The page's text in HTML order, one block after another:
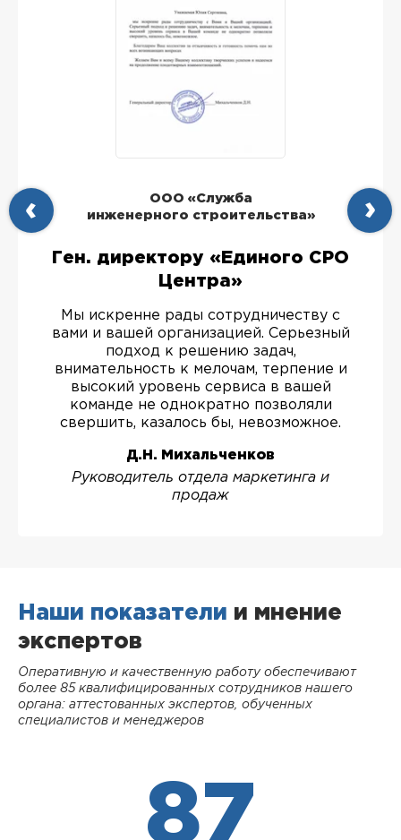
ООО «Служба
инженерного строительства»
Ген. директору «Единого СРО
Центра»
Мы искренне рады сотрудничеству с
вами и вашей организацией. Серьезный
подход к решению задач,
внимательность к мелочам, терпение и
высокий уровень сервиса в вашей
команде не однократно позволяли
свершить, казалось бы, невозможное.
Д.Н. Михальченков
Руководитель отдела маркетинга и
продаж
Наши показатели и мнение
экспертов
Оперативную и качественную работу обеспечивают
более 85 квалифицированных сотрудников нашего
органа: аттестованных экспертов, обученных
специалистов и менеджеров
87